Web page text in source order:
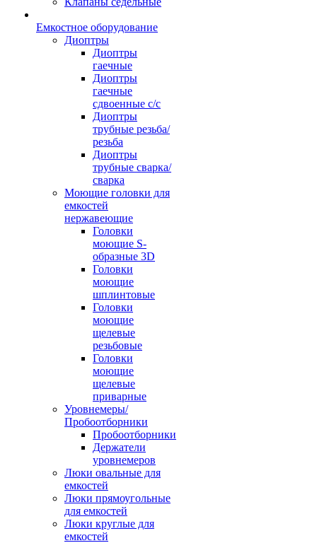
Емкостное оборудование
Диоптры
Диоптры
гаечные
Диоптры
гаечные
сдвоенные c/c
Диоптры
трубные резьба/
резьба
Диоптры
трубные сварка/
сварка
Моющие головки для
емкостей
нержавеющие
Головки
моющие S-
образные 3D
Головки
моющие
шплинтовые
Головки
моющие
щелевые
резьбовые
Головки
моющие
щелевые
приварные
Уровнемеры/
Пробоотборники
Пробоотборники
Держатели
уровнемеров
Люки овальные для
емкостей
Люки прямоугольные
для емкостей
Люки круглые для
емкостей